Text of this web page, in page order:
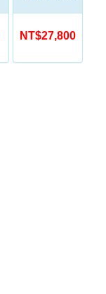
NT$27,800